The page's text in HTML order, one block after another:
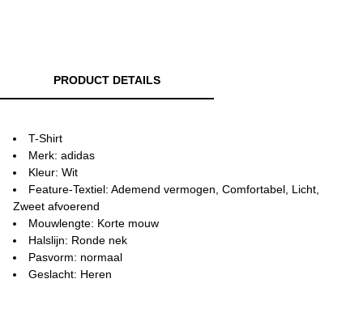
PRODUCT DETAILS
T-Shirt
Merk: adidas
Kleur: Wit
Feature-Textiel: Ademend vermogen, Comfortabel, Licht,
Zweet afvoerend
Mouwlengte: Korte mouw
Halslijn: Ronde nek
Pasvorm: normaal
Geslacht: Heren